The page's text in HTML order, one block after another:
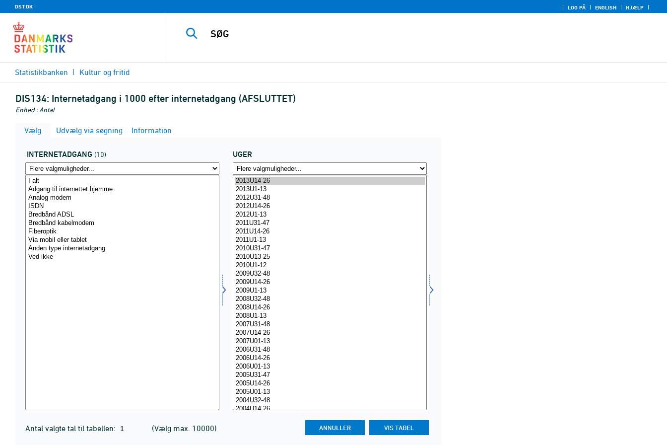
DST.DK LOG PÅ ENGLISH HJÆLP
Statistikbanken Kultur og fritid
DIS134: Internetadgang i 1000 efter internetadgang (AFSLUTTET)
Enhed : Antal
Vælg Udvælg via søgning Information
INTERNETADGANG (10) UGER
Antal valgte tal til tabellen: (Vælg max. 10000)